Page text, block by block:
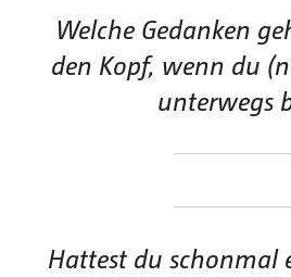
Welche Gedanken
den Kopf, wenn du
unterwegs
Hattest du schonmal